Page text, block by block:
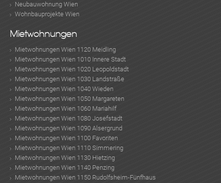
Neubauwohnung Wien
Wohnbauprojekte Wien
Mietwohnungen
Mietwohnungen Wien 1120 Meidling
Mietwohnungen Wien 1010 Innere Stadt
Mietwohnungen Wien 1020 Leopoldstadt
Mietwohnungen Wien 1030 Landstraße
Mietwohnungen Wien 1040 Wieden
Mietwohnungen Wien 1050 Margareten
Mietwohnungen Wien 1060 Mariahilf
Mietwohnungen Wien 1080 Josefstadt
Mietwohnungen Wien 1090 Alsergrund
Mietwohnungen Wien 1100 Favoriten
Mietwohnungen Wien 1110 Simmering
Mietwohnungen Wien 1130 Hietzing
Mietwohnungen Wien 1140 Penzing
Mietwohnungen Wien 1150 Rudolfsheim-Fünfhaus